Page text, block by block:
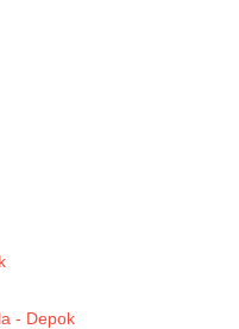
- Depok